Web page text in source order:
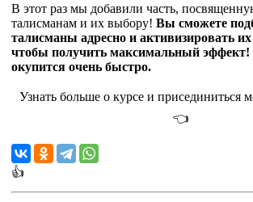
В этот раз мы добавили часть,
талисманам и их выбору! Вы сможете
талисманы адресно и активизировать
чтобы получить максимальный эффект!
окупится очень быстро.
Узнать больше о курсе и присединиться
👈
👍